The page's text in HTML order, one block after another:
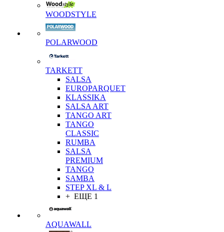
WOODSTYLE
POLARWOOD
TARKETT
SALSA
EUROPARQUET
KLASSIKA
SALSA ART
TANGO ART
TANGO
CLASSIC
RUMBA
SALSA
PREMIUM
TANGO
SAMBA
STEP XL & L
+ ЕЩЕ 1
AQUAWALL